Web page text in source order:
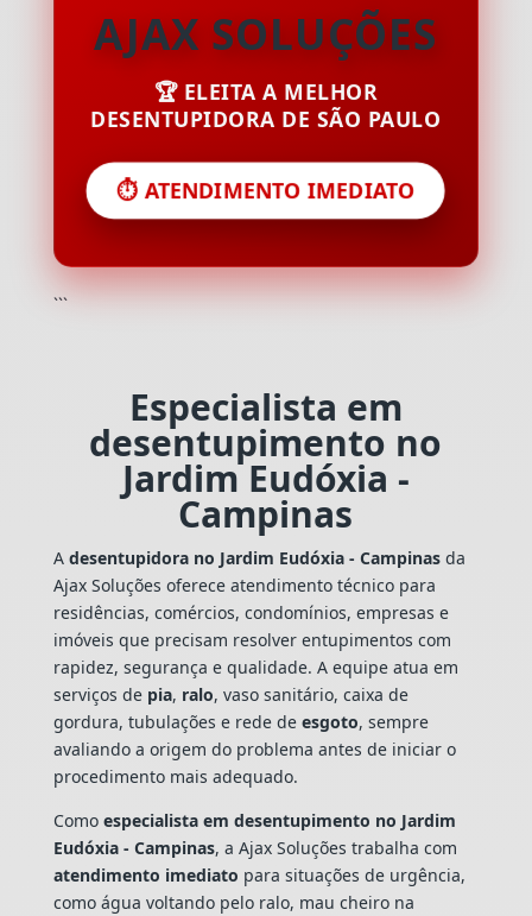
AJAX SOLUÇÕES
🏆 ELEITA A MELHOR
DESENTUPIDORA DE SÃO PAULO
⏱️ ATENDIMENTO IMEDIATO
```
Especialista em
desentupimento no
Jardim Eudóxia -
Campinas
A desentupidora no Jardim Eudóxia - Campinasda
Ajax Soluções oferece atendimento técnico para
residências, comércios, condomínios, empresas e
imóveis que precisam resolver entupimentos com
rapidez, segurança e qualidade. A equipe atua em
serviços de pia, ralo, vaso sanitário, caixa de
gordura, tubulações e rede de esgoto, sempre
avaliando a origem do problema antes de iniciar o
procedimento mais adequado.
Como especialista em desentupimento no Jardim
Eudóxia - Campinas, a Ajax Soluções trabalha com
atendimento imediato para situações de urgência,
como água voltando pelo ralo, mau cheiro na